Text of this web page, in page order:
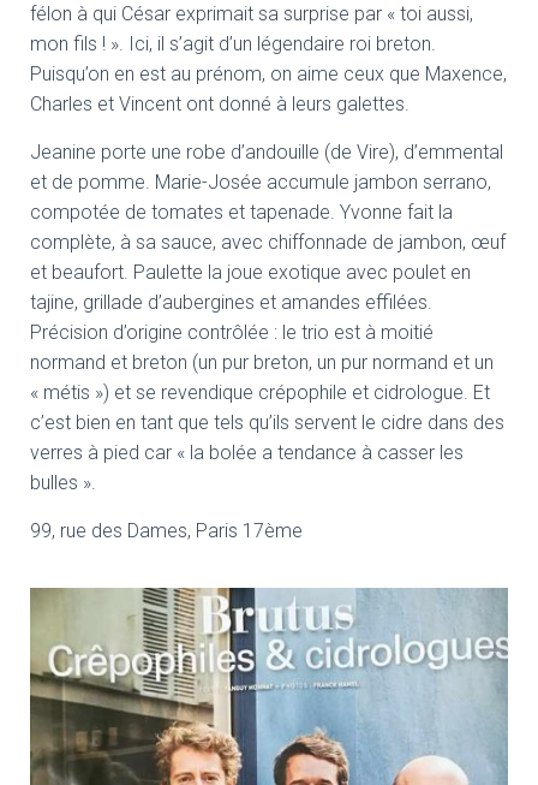
félon à qui César exprimait sa surprise par « toi aussi,
mon fils ! ». Ici, il s’agit d’un légendaire roi breton.
Puisqu’on en est au prénom, on aime ceux que Maxence,
Charles et Vincent ont donné à leurs galettes.
Jeanine porte une robe d’andouille (de Vire), d’emmental
et de pomme. Marie-Josée accumule jambon serrano,
compotée de tomates et tapenade. Yvonne fait la
complète, à sa sauce, avec chiffonnade de jambon, œuf
et beaufort. Paulette la joue exotique avec poulet en
tajine, grillade d’aubergines et amandes effilées.
Précision d’origine contrôlée : le trio est à moitié
normand et breton (un pur breton, un pur normand et un
« métis ») et se revendique crépophile et cidrologue. Et
c’est bien en tant que tels qu’ils servent le cidre dans des
verres à pied car « la bolée a tendance à casser les
bulles ».
99, rue des Dames, Paris 17ème